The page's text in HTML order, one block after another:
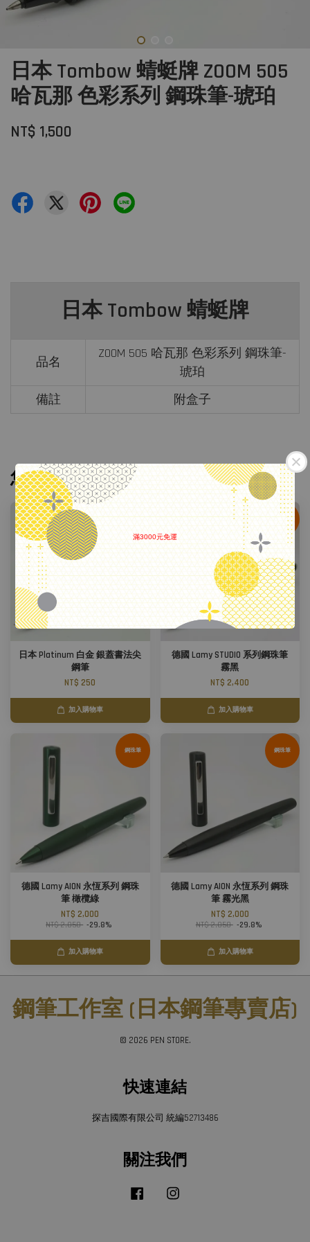
滿3000元免運
日本 Tombow 蜻蜓牌 ZOOM 505
哈瓦那 色彩系列 鋼珠筆-琥珀
NT$ 1,500
日本 Tombow 蜻蜓牌
品名
ZOOM 505 哈瓦那 色彩系列 鋼珠筆-
琥珀
備註
附盒子
您可能也喜歡
日本 Platinum 白金 銀蓋書法尖
鋼筆
NT$ 250
加入購物車
鋼珠筆
德國 Lamy STUDIO 系列鋼珠筆
霧黑
NT$ 2,400
加入購物車
鋼珠筆
德國 Lamy AION 永恆系列 鋼珠
筆 橄欖綠
NT$ 2,000
NT$ 2,850 -29.8%
加入購物車
鋼珠筆
德國 Lamy AION 永恆系列 鋼珠
筆 霧光黑
NT$ 2,000
NT$ 2,850 -29.8%
加入購物車
鋼筆工作室 (日本鋼筆專賣店)
© 2026 PEN STORE.
快速連結
探吉國際有限公司 統編52713486
關注我們
Facebook